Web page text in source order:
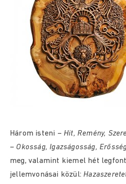
Három isteni – Hit, Remény,
–Okosság, Igazságosság,
meg, valamint kiemel hét
jellemvonásai közül: